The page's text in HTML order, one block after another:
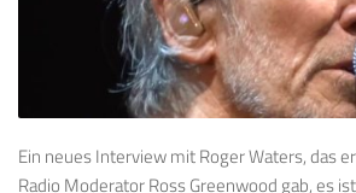
Ein neues Interview mit Roger Waters, das
Radio Moderator Ross Greenwood gab, es